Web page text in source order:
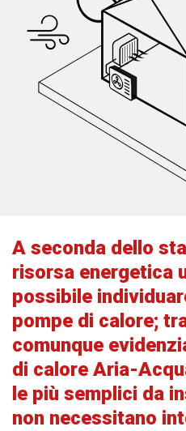
A seconda dello
risorsa energetica
possibile
pompe di calore;
comunque
di calore Aria-
le più semplici da
non necessitano